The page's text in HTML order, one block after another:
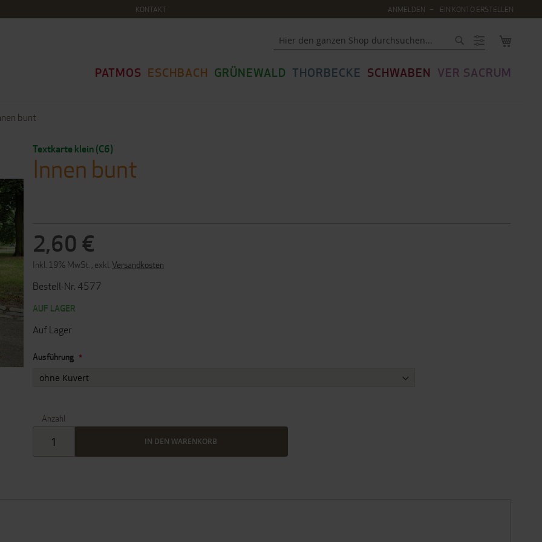
KONTAKT ANMELDEN EIN KONTO ERSTELLEN
PATMOS ESCHBACH GRÜNEWALD THORBECKE SCHWABEN VER SACRUM
bunt
Textkarte klein (C6)
Innen bunt
2,60 €
Inkl. 19% MwSt. , exkl. Versandkosten
Bestell-Nr. 4577
AUF LAGER
Auf Lager
Ausführung
Anzahl
IN DEN WARENKORB